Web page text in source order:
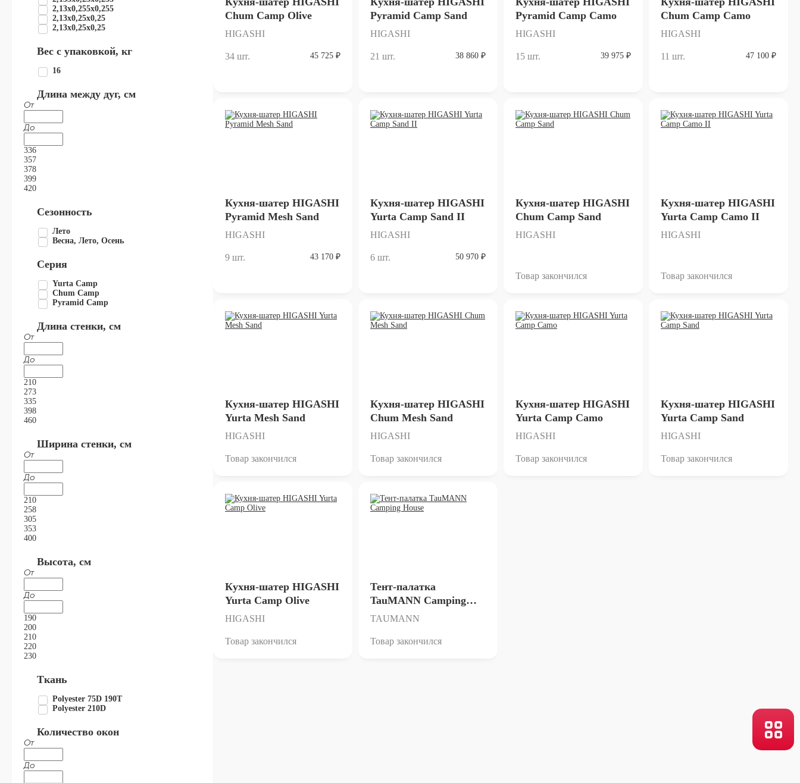
2,13x0,255x0,255
2,13x0,25x0,25
2,13х0,25х0,25
Вес с упаковкой, кг
16
Длина между дуг, см
От
До
336
357
378
399
420
Сезонность
Лето
Весна, Лето, Осень
Серия
Yurta Camp
Chum Camp
Pyramid Camp
Длина стенки, см
От
До
210
273
335
398
460
Ширина стенки, см
От
До
210
258
305
353
400
Высота, см
От
До
190
200
210
220
230
Ткань
Polyester 75D 190T
Polyester 210D
Количество окон
От
До
Chum Camp Olive
HIGASHI
34 шт. 45 725 ₽
Pyramid Camp Sand
HIGASHI
21 шт. 38 860 ₽
Pyramid Camp Camo
HIGASHI
15 шт. 39 975 ₽
Chum Camp Camo
HIGASHI
11 шт. 47 100 ₽
Кухня-шатер HIGASHI
Pyramid Mesh Sand
HIGASHI
9 шт. 43 170 ₽
Кухня-шатер HIGASHI
Yurta Сamp Sand II
HIGASHI
6 шт. 50 970 ₽
Кухня-шатер HIGASHI
Chum Camp Sand
HIGASHI
Товар закончился
Кухня-шатер HIGASHI
Yurta Сamp Camo II
HIGASHI
Товар закончился
Кухня-шатер HIGASHI
Yurta Mesh Sand
HIGASHI
Товар закончился
Кухня-шатер HIGASHI
Chum Mesh Sand
HIGASHI
Товар закончился
Кухня-шатер HIGASHI
Yurta Сamp Camo
HIGASHI
Товар закончился
Кухня-шатер HIGASHI
Yurta Сamp Sand
HIGASHI
Товар закончился
Кухня-шатер HIGASHI
Yurta Сamp Olive
HIGASHI
Товар закончился
Тент-палатка
TauMANN Camping
House
TAUMANN
Товар закончился